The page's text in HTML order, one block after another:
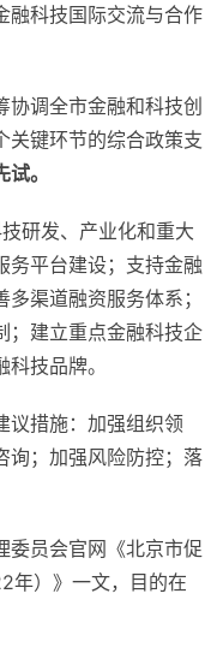
融科技国际交流与合作
调全市金融和科技创
关键环节的综合政策支
。
研发、产业化和重大
务平台建设；支持金融
渠道融资服务体系；
；建立重点金融科技企
技品牌。
议措施：加强组织领
询；加强风险防控；落
委员会官网《北京市促
年）》一文，目的在